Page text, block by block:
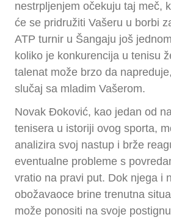
nestrpljenjem očekuju taj meč,
će se pridružiti Vašeru u borbi
ATP turnir u Šangaju još
koliko je konkurencija u tenisu
talenat može brzo da
slučaj sa mladim Vašerom.
Novak Đoković, kao jedan od
tenisera u istoriji ovog sporta,
analizira svoj nastup i brže
eventualne probleme s
vratio na pravi put. Dok njega i
obožavaoce brine trenutna
može ponositi na svoje